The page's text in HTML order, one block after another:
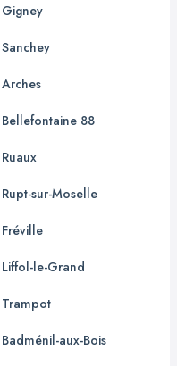
Gigney
Sanchey
Arches
Bellefontaine 88
Ruaux
Rupt-sur-Moselle
Fréville
Liffol-le-Grand
Trampot
Badménil-aux-Bois